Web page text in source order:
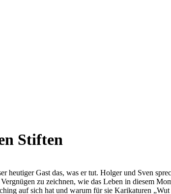
Stiften
heutiger Gast das, was er tut. Holger und Sven
zu zeichnen, wie das Leben in diesem
auf sich hat und warum für sie Karikaturen